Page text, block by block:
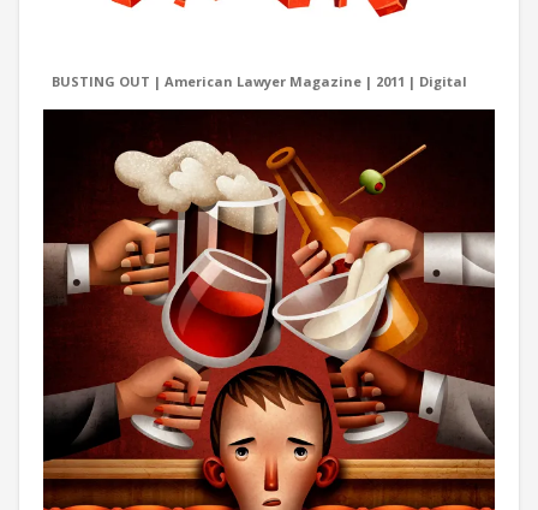
BUSTING OUT | American Lawyer Magazine | 2011 | Digital